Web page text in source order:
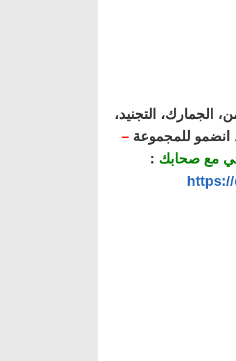
المنتظرة برسم سنة 2025الأمن، الجمارك، التجنيد،
انضمو للمجموعة–
مع صحابك :